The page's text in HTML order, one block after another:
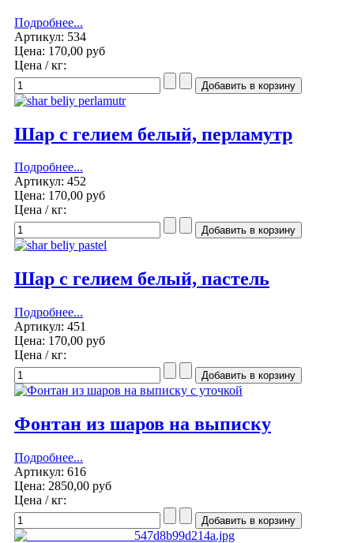
Подробнее...
Артикул: 534
Цена: 170,00 руб
Цена / кг:
Шар с гелием белый, перламутр
Подробнее...
Артикул: 452
Цена: 170,00 руб
Цена / кг:
Шар с гелием белый, пастель
Подробнее...
Артикул: 451
Цена: 170,00 руб
Цена / кг:
Фонтан из шаров на выписку
Подробнее...
Артикул: 616
Цена: 2850,00 руб
Цена / кг: